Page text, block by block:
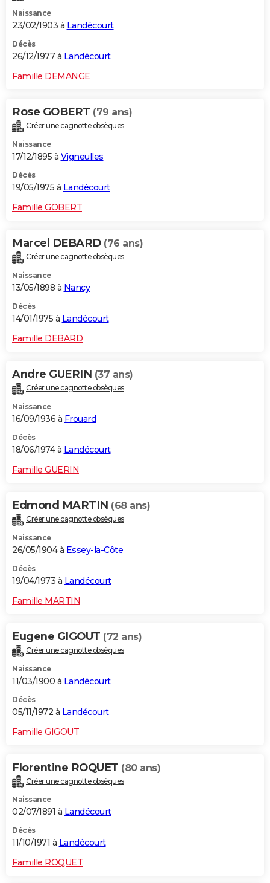
Naissance
23/02/1903 à Landécourt
Décès
26/12/1977 à Landécourt
Famille DEMANGE
Rose GOBERT (79 ans)
Créer une cagnotte obsèques
Naissance
17/12/1895 à Vigneulles
Décès
19/05/1975 à Landécourt
Famille GOBERT
Marcel DEBARD (76 ans)
Créer une cagnotte obsèques
Naissance
13/05/1898 à Nancy
Décès
14/01/1975 à Landécourt
Famille DEBARD
Andre GUERIN (37 ans)
Créer une cagnotte obsèques
Naissance
16/09/1936 à Frouard
Décès
18/06/1974 à Landécourt
Famille GUERIN
Edmond MARTIN (68 ans)
Créer une cagnotte obsèques
Naissance
26/05/1904 à Essey-la-Côte
Décès
19/04/1973 à Landécourt
Famille MARTIN
Eugene GIGOUT (72 ans)
Créer une cagnotte obsèques
Naissance
11/03/1900 à Landécourt
Décès
05/11/1972 à Landécourt
Famille GIGOUT
Florentine ROQUET (80 ans)
Créer une cagnotte obsèques
Naissance
02/07/1891 à Landécourt
Décès
11/10/1971 à Landécourt
Famille ROQUET